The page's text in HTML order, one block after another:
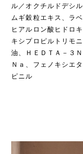
ル／オクチルドデシ
ムギ穀粒エキス、ラ
ヒアルロン酸ヒドロ
キシプロピルトリモ
油、ＨＥＤＴＡ－３
Ｎａ、フェノキシエ
ピニル